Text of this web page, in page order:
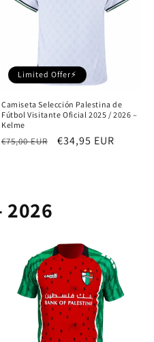
Limited Offer⚡
Camiseta Selección Palestina de
Fútbol Visitante Oficial 2025 / 2026 –
Kelme
Precio
€75,00 EUR
Precio
€34,95 EUR
2026